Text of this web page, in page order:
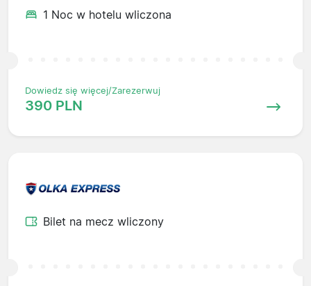
1 Noc w hotelu wliczona
Dowiedz się więcej/Zarezerwuj
390 PLN
Bilet na mecz wliczony